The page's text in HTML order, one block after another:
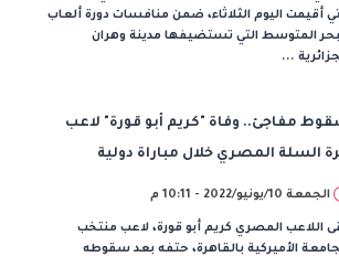
أقيمت اليوم الثلاثاء، ضمن منافسات دورة ألعاب
المتوسط التي تستضيفها مدينة وهران
...
مفاجئ.. وفاة "كريم أبو قورة" لاعب
السلة المصري خلال مباراة دولية
الجمعة 10/يونيو/2022 - 10:11 م
اللاعب المصري كريم أبو قورة، لاعب منتخب
الأميركية بالقاهرة، حتفه بعد سقوطه